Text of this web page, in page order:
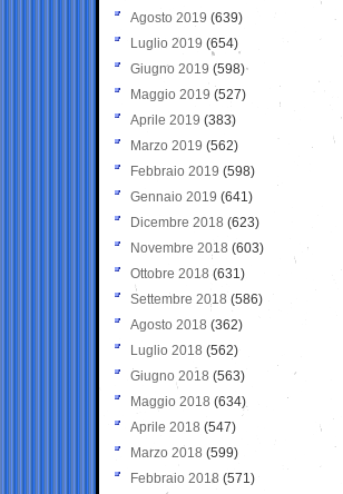
Agosto 2019 (639)
Luglio 2019 (654)
Giugno 2019 (598)
Maggio 2019 (527)
Aprile 2019 (383)
Marzo 2019 (562)
Febbraio 2019 (598)
Gennaio 2019 (641)
Dicembre 2018 (623)
Novembre 2018 (603)
Ottobre 2018 (631)
Settembre 2018 (586)
Agosto 2018 (362)
Luglio 2018 (562)
Giugno 2018 (563)
Maggio 2018 (634)
Aprile 2018 (547)
Marzo 2018 (599)
Febbraio 2018 (571)